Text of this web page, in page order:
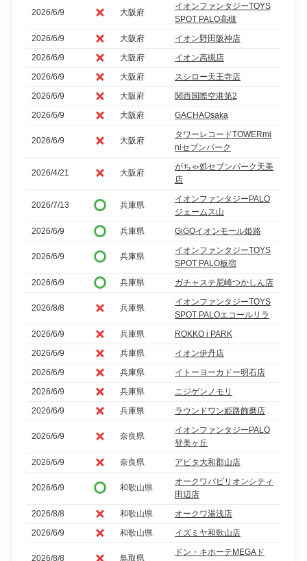
2026/6/9 大阪府
イオンファンタジーTOYS
SPOT PALO高槻
2026/6/9
大阪府
イオン野田阪神店
2026/6/9
大阪府
イオン高槻店
2026/6/9
大阪府
スシロー天王寺店
2026/6/9
大阪府
関西国際空港第2
2026/6/9
大阪府 GACHAOsaka
2026/6/9 大阪府
タワーレコードTOWERmi
niセブンパーク
2026/4/21 大阪府
がちゃ処セブンパーク天美
店
2026/7/13 兵庫県
イオンファンタジーPALO
ジェームス山
2026/6/9
兵庫県 GiGOイオンモール姫路
2026/6/9 兵庫県
イオンファンタジーTOYS
SPOT PALO板宿
2026/6/9
兵庫県 ガチャステ尼崎つかしん店
2026/8/8 兵庫県
イオンファンタジーTOYS
SPOT PALOエコールリラ
2026/6/9
兵庫県
ROKKO i PARK
2026/6/9
兵庫県
イオン伊丹店
2026/6/9
兵庫県
イトーヨーカドー明石店
2026/6/9
兵庫県
ニジゲンノモリ
2026/6/9
兵庫県 ラウンドワン姫路飾磨店
2026/6/9 奈良県
イオンファンタジーPALO
登美ヶ丘
2026/6/9
奈良県 アピタ大和郡山店
2026/6/9 和歌山県
オークワパビリオンシティ
田辺店
2026/8/8
和歌山県
オークワ湯浅店
2026/6/9
和歌山県 イズミヤ和歌山店
2026/8/8 鳥取県
ドン・キホーテMEGAド